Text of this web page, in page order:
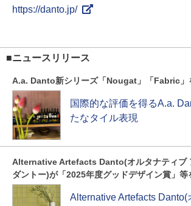
https://danto.jp/
■ニュースリリース
A.a. Danto新シリーズ「Nougat」「Fabric」
国際的な評価を得るA.a.
たなタイル表現
Alternative Artefacts Danto(オルタナティブ
ダントー)が「2025年度グッドデザイン賞」等
Alternative Artefacts